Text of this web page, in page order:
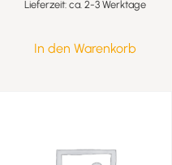
Lieferzeit: ca. 2-3 Werktage
In den Warenkorb